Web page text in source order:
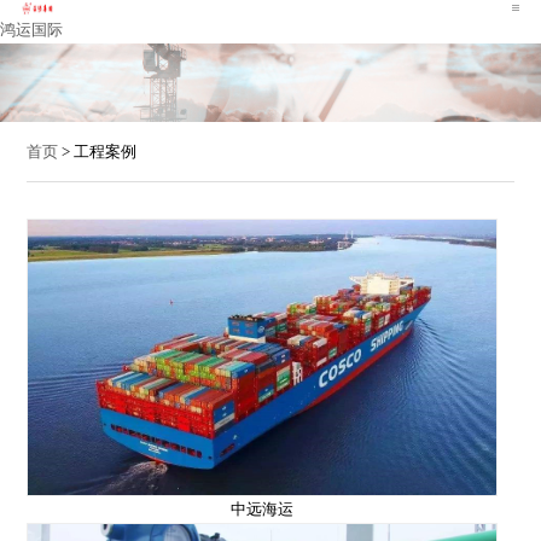
鸿运国际
首页 > 工程案例
中远海运